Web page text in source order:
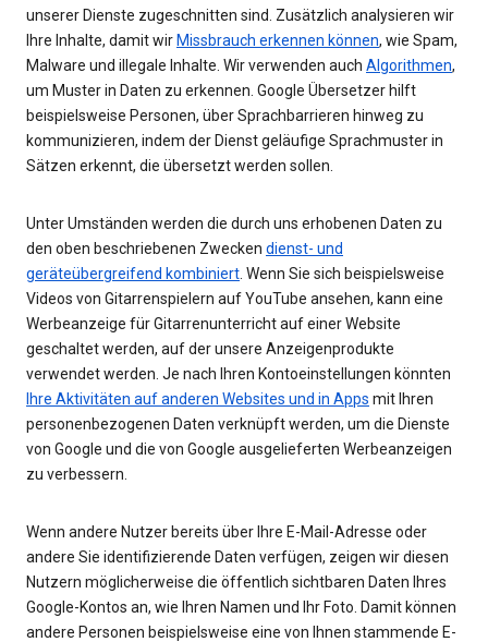
unserer Dienste zugeschnitten sind. Zusätzlich analysieren wir
Ihre Inhalte, damit wir Missbrauch erkennen können, wie Spam,
Malware und illegale Inhalte. Wir verwenden auch Algorithmen,
um Muster in Daten zu erkennen. Google Übersetzer hilft
beispielsweise Personen, über Sprachbarrieren hinweg zu
kommunizieren, indem der Dienst geläufige Sprachmuster in
Sätzen erkennt, die übersetzt werden sollen.
Unter Umständen werden die durch uns erhobenen Daten zu
den oben beschriebenen Zwecken dienst- und
geräteübergreifend kombiniert . Wenn Sie sich beispielsweise
Videos von Gitarrenspielern auf YouTube ansehen, kann eine
Werbeanzeige für Gitarrenunterricht auf einer Website
geschaltet werden, auf der unsere Anzeigenprodukte
verwendet werden. Je nach Ihren Kontoeinstellungen könnten
Ihre Aktivitäten auf anderen Websites und in Apps mit Ihren
personenbezogenen Daten verknüpft werden, um die Dienste
von Google und die von Google ausgelieferten Werbeanzeigen
zu verbessern.
Wenn andere Nutzer bereits über Ihre E-Mail-Adresse oder
andere Sie identifizierende Daten verfügen, zeigen wir diesen
Nutzern möglicherweise die öffentlich sichtbaren Daten Ihres
Google-Kontos an, wie Ihren Namen und Ihr Foto. Damit können
andere Personen beispielsweise eine von Ihnen stammende E-